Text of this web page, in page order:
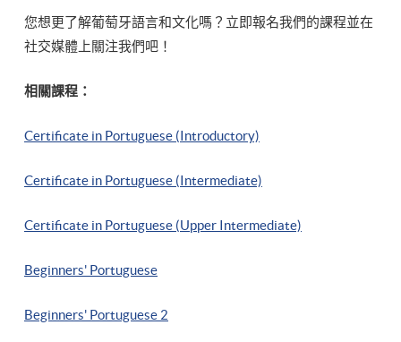
您想更了解葡萄牙語言和文化嗎？立即報名我們的課程並在
社交媒體上關注我們吧！
相關課程：
Certificate in Portuguese (Introductory)
Certificate in Portuguese (Intermediate)
Certificate in Portuguese (Upper Intermediate)
Beginners' Portuguese
Beginners' Portuguese 2